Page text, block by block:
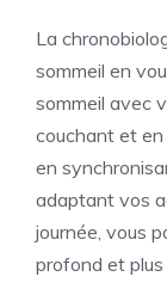
La
sommeil en
sommeil avec
couchant et en
en
adaptant vos
journée, vous
profond et